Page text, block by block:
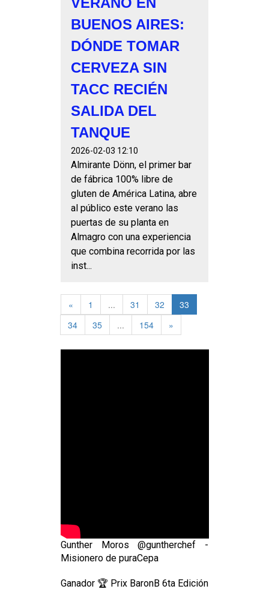
BUENOS AIRES:
DÓNDE TOMAR
CERVEZA SIN
TACC RECIÉN
SALIDA DEL
TANQUE
2026-02-03 12:10
Almirante Dönn, el primer bar
de fábrica 100% libre de
gluten de América Latina, abre
al público este verano las
puertas de su planta en
Almagro con una experiencia
que combina recorrida por las
inst...
« 1 ... 31 32
33
34
35 ... 154 »
Gunther Moros @guntherchef -
Misionero de puraCepa
Ganador 🏆 Prix BaronB 6ta Edición